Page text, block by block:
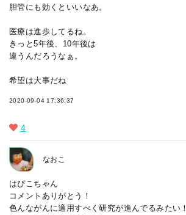
胆管にも効くといいなあ。
医療は進歩してるね。
きっと5年後、10年後は
違うんだろうなぁ。
希望は大事だね
2020-09-04 17:36:37
4
なおこ
はぴこちゃん
コメントありがとう！
色んながんに適用すべく研究が進んでるみたい！